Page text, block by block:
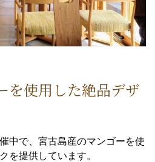
を使用した絶品デザ
中で、宮古島産のマンゴーを使
を提供しています。